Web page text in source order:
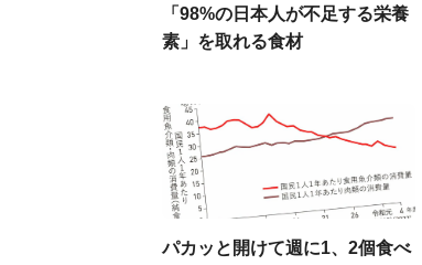
「98%の日本人が不足する栄養
素」を取れる食材
パカッと開けて週に1、2個食べ